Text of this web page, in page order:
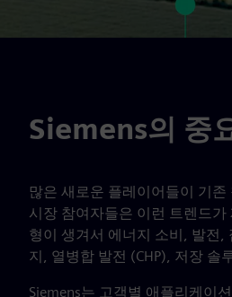
Siemens의 중
많은 새로운 플레이어들이 기
시장 참여자들은 이런 트렌드
형이 생겨서 에너지 소비, 발전,
지, 열병합 발전 (CHP), 저장 솔
Siemens는 고객별 애플리케이